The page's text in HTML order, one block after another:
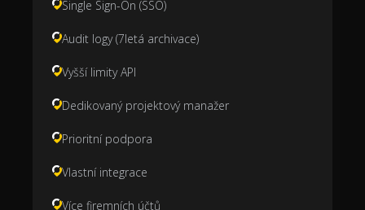
Single Sign-On (SSO)
Audit logy (7letá archivace)
Vyšší limity API
Dedikovaný projektový manažer
Prioritní podpora
Vlastní integrace
Více firemních účtů